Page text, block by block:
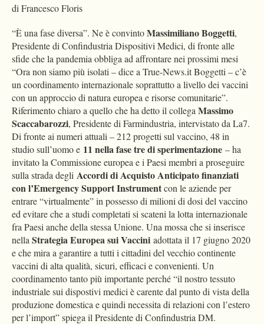
di Francesco Floris
“È una fase diversa”. Ne è convintoMassimiliano Boggetti,
Presidente di Confindustria Dispositivi Medici, di fronte alle
sfide che la pandemia obbliga ad affrontare nei prossimi mesi
“Ora non siamo più isolati – dice a True-News.it Boggetti – c’è
un coordinamento internazionale soprattutto a livello dei vaccini
con un approccio di natura europea e risorse comunitarie”.
Riferimento chiaro a quello che ha detto il collega Massimo
Scaccabarozzi, Presidente di Farmindustria, intervistato da La7.
Di fronte ai numeri attuali – 212 progetti sul vaccino, 48 in
studio sull’uomo e 11 nella fase tre di sperimentazione – ha
invitato la Commissione europea e i Paesi membri a proseguire
sulla strada degli Accordi di Acquisto Anticipato finanziati
con l’Emergency Support Instrumentcon le aziende per
entrare “virtualmente” in possesso di milioni di dosi del vaccino
ed evitare che a studi completati si scateni la lotta internazionale
fra Paesi anche della stessa Unione. Una mossa che si inserisce
nella Strategia Europea sui Vaccini adottata il 17 giugno 2020
e che mira a garantire a tutti i cittadini del vecchio continente
vaccini di alta qualità, sicuri, efficaci e convenienti. Un
coordinamento tanto più importante perché “il nostro tessuto
industriale sui dispostivi medici è carente dal punto di vista della
produzione domestica e quindi necessita di relazioni con l’estero
per l’import” spiega il Presidente di Confindustria DM.